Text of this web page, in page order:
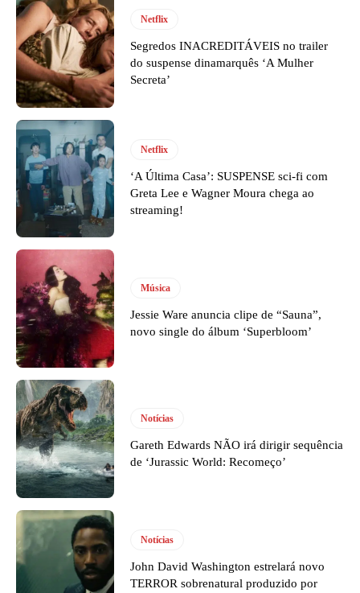
Netflix
Segredos INACREDITÁVEIS no trailer
do suspense dinamarquês ‘A Mulher
Secreta’
Netflix
‘A Última Casa’: SUSPENSE sci-fi com
Greta Lee e Wagner Moura chega ao
streaming!
Música
Jessie Ware anuncia clipe de “Sauna”,
novo single do álbum ‘Superbloom’
Notícias
Gareth Edwards NÃO irá dirigir sequência
de ‘Jurassic World: Recomeço’
Notícias
John David Washington estrelará novo
TERROR sobrenatural produzido por